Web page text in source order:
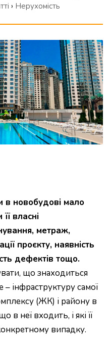
› Нерухомість
в новобудові мало
власні
метраж,
проєкту, наявність
дефектів тощо.
що знаходиться
інфраструктуру самої
(ЖК) і району в
в неї входить, і які її
випадку.